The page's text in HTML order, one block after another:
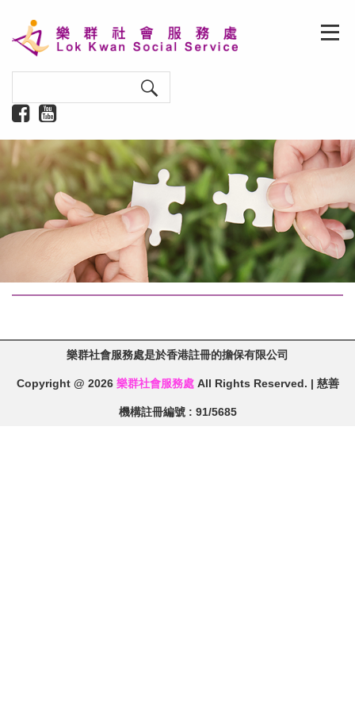
樂群社會服務處是於香港註冊的擔保有限公司
Copyright @ 2026 樂群社會服務處All Rights Reserved. | 慈善
機構註冊編號 : 91/5685